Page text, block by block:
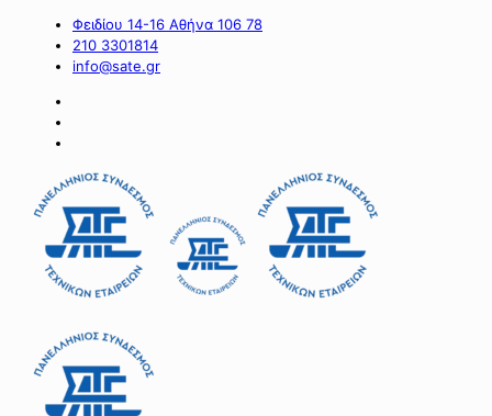
Φειδίου 14-16 Αθήνα 106 78
210 3301814
info@sate.gr